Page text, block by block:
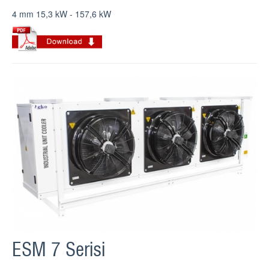
4 mm 15,3 kW - 157,6 kW
ESM 7 Serisi